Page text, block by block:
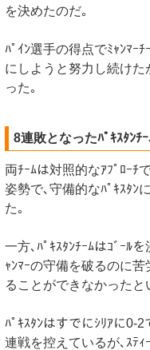
を決めたのだ｡
ﾊﾟｲﾝ選手の得点でﾐｬﾝﾏｰ
にしようと努力し続け
った｡
8連敗となったﾊﾟｷｽﾀﾝﾁ
両ﾁｰﾑは対照的なｱﾌﾟﾛｰﾁ
姿勢で､守備的なﾊﾟｷｽﾀﾝ
た｡
一方､ﾊﾟｷｽﾀﾝﾁｰﾑはｺﾞｰﾙ
ｬﾝﾏｰの守備を破るのに
ることができなかったと
ﾊﾟｷｽﾀﾝはすでにｼﾘｱに0-
連戦を控えているが､ｽﾃｨ